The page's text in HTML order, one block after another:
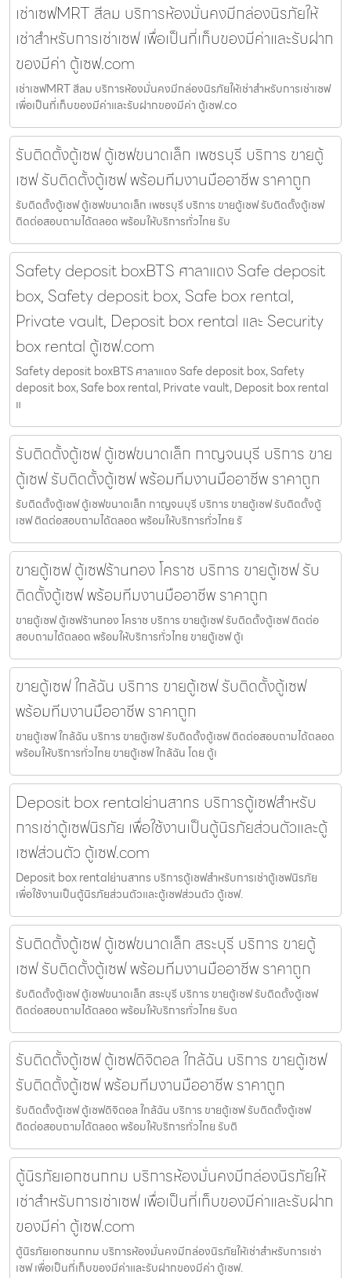
เช่าเซฟMRT สีลม บริการห้องมั่นคงมีกล่องนิรภัยให้
เช่าสำหรับการเช่าเซฟ เพื่อเป็นที่เก็บของมีค่าและรับฝาก
ของมีค่า ตู้เซฟ.com
เช่าเซฟMRT สีลม บริการห้องมั่นคงมีกล่องนิรภัยให้เช่าสำหรับการเช่าเซฟ
เพื่อเป็นที่เก็บของมีค่าและรับฝากของมีค่า ตู้เซฟ.co
รับติดตั้งตู้เซฟ ตู้เซฟขนาดเล็ก เพชรบุรี บริการ ขายตู้
เซฟ รับติดตั้งตู้เซฟ พร้อมทีมงานมืออาชีพ ราคาถูก
รับติดตั้งตู้เซฟ ตู้เซฟขนาดเล็ก เพชรบุรี บริการ ขายตู้เซฟ รับติดตั้งตู้เซฟ
ติดต่อสอบถามได้ตลอด พร้อมให้บริการทั่วไทย รับ
Safety deposit boxBTS ศาลาแดง Safe deposit
box, Safety deposit box, Safe box rental,
Private vault, Deposit box rental และ Security
box rental ตู้เซฟ.com
Safety deposit boxBTS ศาลาแดง Safe deposit box, Safety
deposit box, Safe box rental, Private vault, Deposit box rental
แ
รับติดตั้งตู้เซฟ ตู้เซฟขนาดเล็ก กาญจนบุรี บริการ ขาย
ตู้เซฟ รับติดตั้งตู้เซฟ พร้อมทีมงานมืออาชีพ ราคาถูก
รับติดตั้งตู้เซฟ ตู้เซฟขนาดเล็ก กาญจนบุรี บริการ ขายตู้เซฟ รับติดตั้งตู้
เซฟ ติดต่อสอบถามได้ตลอด พร้อมให้บริการทั่วไทย รั
ขายตู้เซฟ ตู้เซฟร้านทอง โคราช บริการ ขายตู้เซฟ รับ
ติดตั้งตู้เซฟ พร้อมทีมงานมืออาชีพ ราคาถูก
ขายตู้เซฟ ตู้เซฟร้านทอง โคราช บริการ ขายตู้เซฟ รับติดตั้งตู้เซฟ ติดต่อ
สอบถามได้ตลอด พร้อมให้บริการทั่วไทย ขายตู้เซฟ ตู้เ
ขายตู้เซฟ ใกล้ฉัน บริการ ขายตู้เซฟ รับติดตั้งตู้เซฟ
พร้อมทีมงานมืออาชีพ ราคาถูก
ขายตู้เซฟ ใกล้ฉัน บริการ ขายตู้เซฟ รับติดตั้งตู้เซฟ ติดต่อสอบถามได้ตลอด
พร้อมให้บริการทั่วไทย ขายตู้เซฟ ใกล้ฉัน โดย ตู้เ
Deposit box rentalย่านสาทร บริการตู้เซฟสำหรับ
การเช่าตู้เซฟนิรภัย เพื่อใช้งานเป็นตู้นิรภัยส่วนตัวและตู้
เซฟส่วนตัว ตู้เซฟ.com
Deposit box rentalย่านสาทร บริการตู้เซฟสำหรับการเช่าตู้เซฟนิรภัย
เพื่อใช้งานเป็นตู้นิรภัยส่วนตัวและตู้เซฟส่วนตัว ตู้เซฟ.
รับติดตั้งตู้เซฟ ตู้เซฟขนาดเล็ก สระบุรี บริการ ขายตู้
เซฟ รับติดตั้งตู้เซฟ พร้อมทีมงานมืออาชีพ ราคาถูก
รับติดตั้งตู้เซฟ ตู้เซฟขนาดเล็ก สระบุรี บริการ ขายตู้เซฟ รับติดตั้งตู้เซฟ
ติดต่อสอบถามได้ตลอด พร้อมให้บริการทั่วไทย รับต
รับติดตั้งตู้เซฟ ตู้เซฟดิจิตอล ใกล้ฉัน บริการ ขายตู้เซฟ
รับติดตั้งตู้เซฟ พร้อมทีมงานมืออาชีพ ราคาถูก
รับติดตั้งตู้เซฟ ตู้เซฟดิจิตอล ใกล้ฉัน บริการ ขายตู้เซฟ รับติดตั้งตู้เซฟ
ติดต่อสอบถามได้ตลอด พร้อมให้บริการทั่วไทย รับติ
ตู้นิรภัยเอกชนกทม บริการห้องมั่นคงมีกล่องนิรภัยให้
เช่าสำหรับการเช่าเซฟ เพื่อเป็นที่เก็บของมีค่าและรับฝาก
ของมีค่า ตู้เซฟ.com
ตู้นิรภัยเอกชนกทม บริการห้องมั่นคงมีกล่องนิรภัยให้เช่าสำหรับการเช่า
เซฟ เพื่อเป็นที่เก็บของมีค่าและรับฝากของมีค่า ตู้เซฟ.